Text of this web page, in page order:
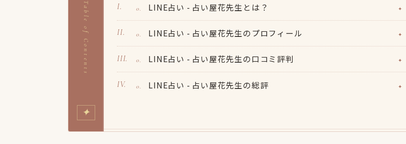
Table of Contents
✦
LINE占い - 占い屋花先生とは？
LINE占い - 占い屋花先生のプロフィール
LINE占い - 占い屋花先生の口コミ評判
LINE占い - 占い屋花先生の総評